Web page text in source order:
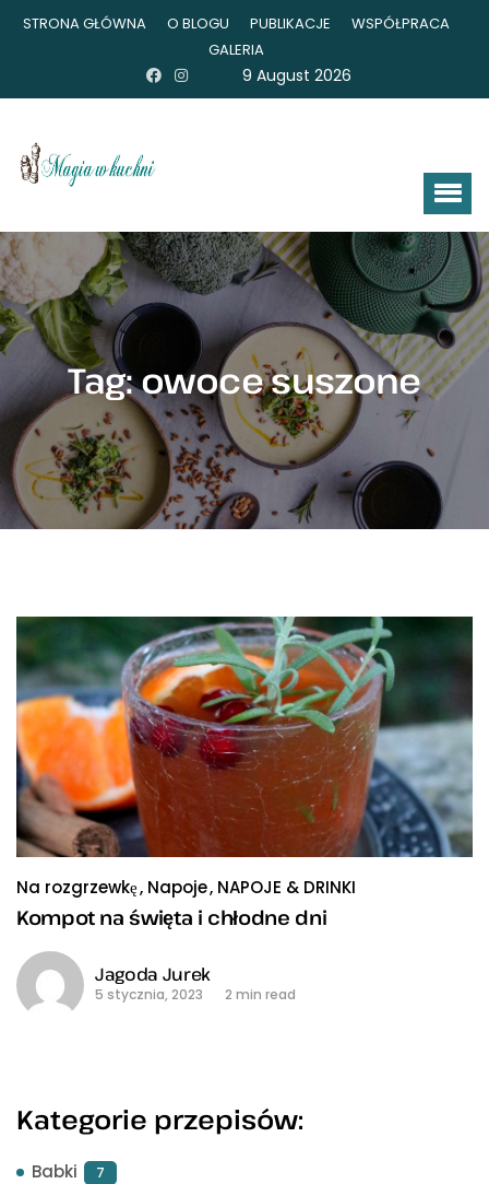
STRONA GŁÓWNA O BLOGU PUBLIKACJE
WSPÓŁPRACA
GALERIA
9 August 2026
Tag:owoce suszone
Na rozgrzewkę Napoje NAPOJE & DRINKI
Kompot na święta i chłodne dni
Jagoda Jurek
5 stycznia, 2023 2 min read
Kategorie przepisów:
Babki 7